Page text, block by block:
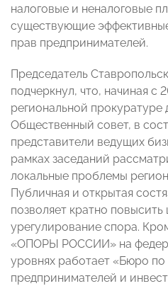
налоговые и неналоговые
существующие
прав предпринимателей.
Председатель
подчеркнул, что, начиная с
региональной прокуратуре
Общественный совет, в
представители ведущих
рамках заседаний
локальные проблемы
Публичная и открытая
позволяет кратно
урегулирование спора.
«ОПОРЫ РОССИИ» на
уровнях работает «Бюро по
предпринимателей и